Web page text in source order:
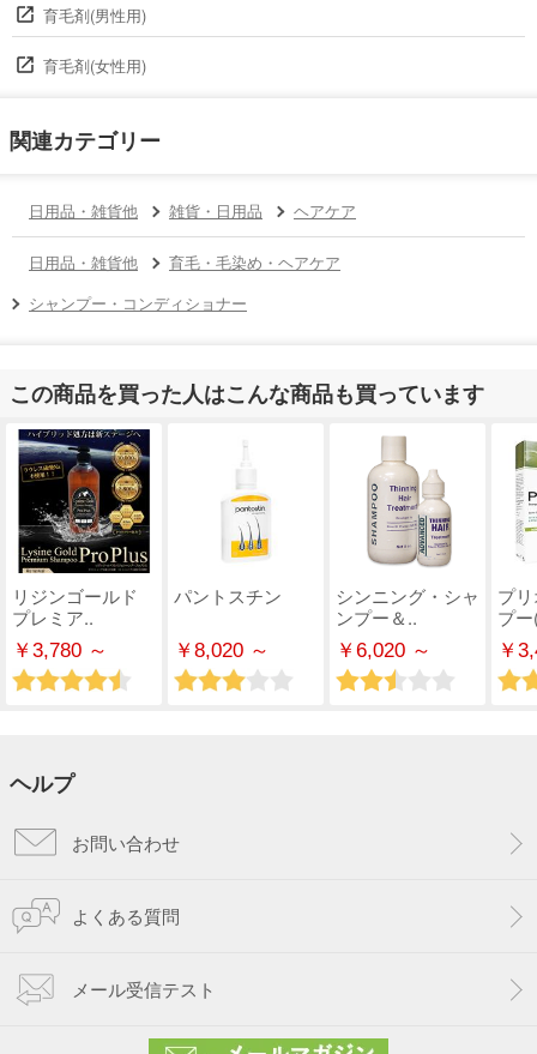
育毛剤(男性用)
育毛剤(女性用)
関連カテゴリー
日用品・雑貨他 雑貨・日用品 ヘアケア
日用品・雑貨他
育毛・毛染め・ヘアケア
シャンプー・コンディショナー
この商品を買った人はこんな商品も買っています
リジンゴールド
プレミア..
￥3,780 ～
パントスチン
￥8,020 ～
シンニング・シャ
ンプー＆..
￥6,020 ～
プ
プ
￥
ヘルプ
お問い合わせ
よくある質問
メール受信テスト